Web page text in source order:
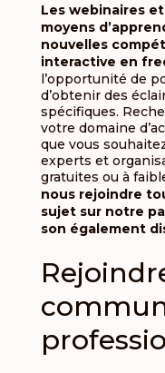
Les webinaires
moyens
nouvelles
interactive en
l’opportunité de
d’obtenir des
spécifiques.
votre domaine
que vous
experts et
gratuites ou à
nous rejoindre
sujet sur notre
son également